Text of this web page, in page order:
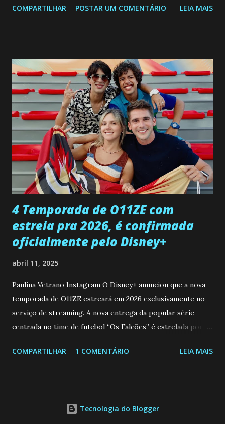
a Programação Semanal do SBT de 08/06/26 a 14/06/26
confessa a Gabriel que ele demonstrou ser o tipo de
pessoa que ela tanto desejou durante toda a vida. Camila
entra no quarto de Gabriel e imagina como seria o
encontro deles, quando conseguir seduzi-lo. Manuel avisa a
Paula sobre a suposta infidelidade de Gabriel com Joana.
Rogerio consegue se livrar de todas as suspeitas pelo
desaparecimento de Francisco, apontando que ele poderia
ter sido vítima da fúria de Gabriel. Artur informa a Gabriel
que a clínica inseminou por engano outra paciente, que está
...
COMPARTILHAR POSTAR UM COMENTÁRIO LEIA MAIS
4 Temporada de O11ZE com
estreia pra 2026, é confirmada
oficialmente pelo Disney+
abril 11, 2025
Paulina Vetrano Instagram O Disney+ anunciou que a nova
temporada de O11ZE estreará em 2026 exclusivamente no
serviço de streaming. A nova entrega da popular série
centrada no time de futebol “Os Falcões” é estrelada por
Brum (Dedé), que voltam a interpretar seus personagens
atleta Sergio “Kun” Agüero, além de outras figuras de
COMPARTILHAR 1 COMENTÁRIO LEIA MAIS
Tecnologia do Blogger